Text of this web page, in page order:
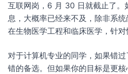
互联网岗，6 月 30 日就截止了。
息，大概率已经来不及，除非系
在生物医学工程和临床医学，针对
对于计算机专业的同学，如果错
错的备选。但如果你的目标是更